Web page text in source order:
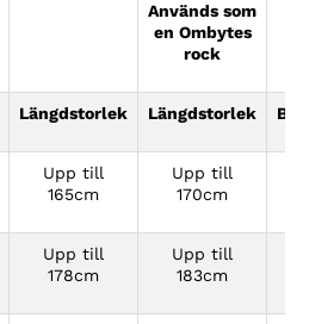
Används som
en Ombytes
rock
Längdstorlek Längdstorlek
Upp till
165cm
Upp till
170cm
Upp till
178cm
Upp till
183cm